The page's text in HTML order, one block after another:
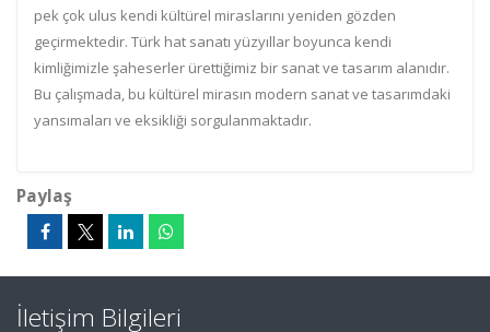
pek çok ulus kendi kültürel miraslarını yeniden gözden
geçirmektedir. Türk hat sanatı yüzyıllar boyunca kendi
kimliğimizle şaheserler ürettiğimiz bir sanat ve tasarım alanıdır.
Bu çalışmada, bu kültürel mirasın modern sanat ve tasarımdaki
yansımaları ve eksikliği sorgulanmaktadır.
Paylaş
İletişim Bilgileri